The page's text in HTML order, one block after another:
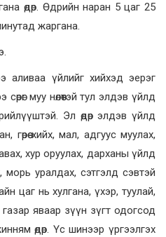
өдөр. Өдрийн наран 5 цаг 25
жаргана.
аливаа үйлийг хийхэд эерэг
муу нөлөөтэй тул элдэв үйлд
Эл өдөр элдэв үйлд
гөрөө хийх, мал, адгуус муулах,
хур оруулах, дарханы үйлд
морь уралдах, сэтгэлд сэвтэй
цаг нь хулгана, үхэр, туулай,
яваар зүүн зүгт одогсод
өдөр. Үс шинээр үргээлгэх